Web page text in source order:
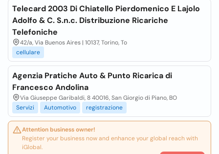
Telecard 2003 Di Chiatello Pierdomenico E Lajolo
Adolfo & C. S.n.c. Distribuzione Ricariche
Telefoniche
42/a, Via Buenos Aires | 10137, Torino, To
cellulare
Agenzia Pratiche Auto & Punto Ricarica di
Francesco Andolina
Via Giuseppe Garibaldi, 8 40016, San Giorgio di Piano, BO
Servizi
Automotivo registrazione
Attention business owner!
Register your business now and enhance your global reach with
iGlobal.